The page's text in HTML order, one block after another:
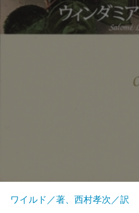
ワイルド／著、西村孝次／訳